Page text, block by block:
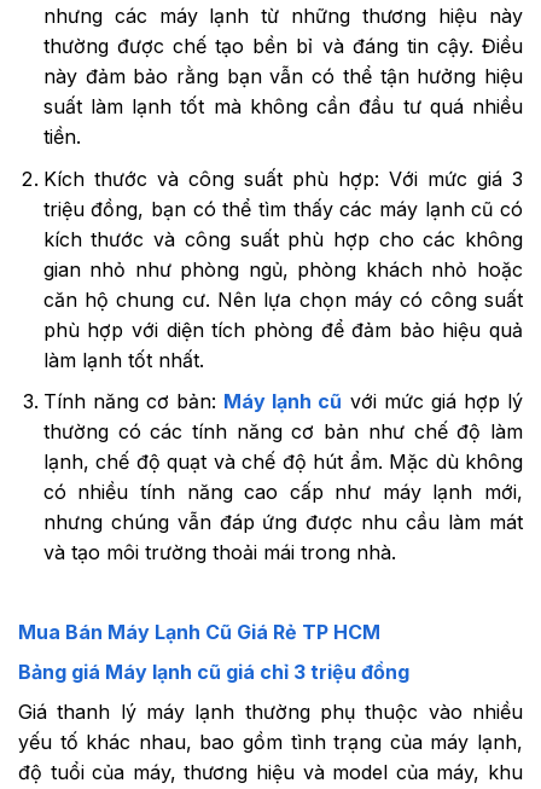
nhưng các máy lạnh từ những thương hiệu này
thường được chế tạo bền bỉ và đáng tin cậy. Điều
này đảm bảo rằng bạn vẫn có thể tận hưởng hiệu
suất làm lạnh tốt mà không cần đầu tư quá nhiều
tiền.
Kích thước và công suất phù hợp: Với mức giá 3
triệu đồng, bạn có thể tìm thấy các máy lạnh cũ có
kích thước và công suất phù hợp cho các không
gian nhỏ như phòng ngủ, phòng khách nhỏ hoặc
căn hộ chung cư. Nên lựa chọn máy có công suất
phù hợp với diện tích phòng để đảm bảo hiệu quả
làm lạnh tốt nhất.
Tính năng cơ bản: Máy lạnh cũ với mức giá hợp lý
thường có các tính năng cơ bản như chế độ làm
lạnh, chế độ quạt và chế độ hút ẩm. Mặc dù không
có nhiều tính năng cao cấp như máy lạnh mới,
nhưng chúng vẫn đáp ứng được nhu cầu làm mát
và tạo môi trường thoải mái trong nhà.
Mua Bán Máy Lạnh Cũ Giá Rẻ TP HCM
Bảng giá Máy lạnh cũ giá chỉ 3 triệu đồng
Giá thanh lý máy lạnh thường phụ thuộc vào nhiều
yếu tố khác nhau, bao gồm tình trạng của máy lạnh,
độ tuổi của máy, thương hiệu và model của máy, khu